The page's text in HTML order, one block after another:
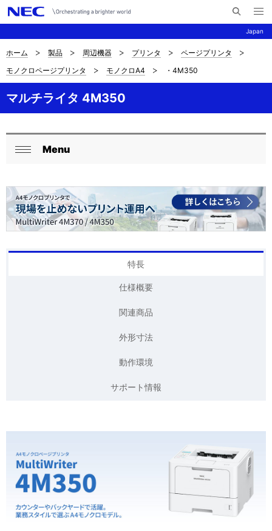
Japan
イ
メ
ニ
ュ
ナ
ビ
ゲ
ー
シ
サ
イ
ト
の
在
位
置
ホーム 製品 周辺機器 プリンタ
ページプリンタ
モノクロページプリンタ
モノクロA4 ・4M350
マルチライタ 4M350
ロ
カ
ル
る
Menu
特長
仕様概要
関連商品
外形寸法
動作環境
サポート情報